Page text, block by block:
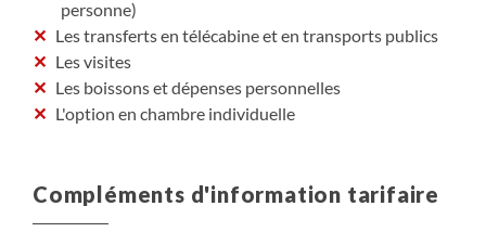
personne)
Les transferts en télécabine et en transports publics
Les visites
Les boissons et dépenses personnelles
L'option en chambre individuelle
Compléments d'information tarifaire